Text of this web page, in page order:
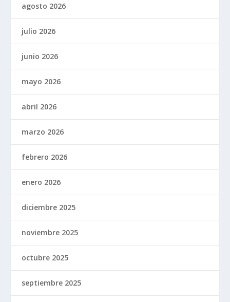
agosto 2026
julio 2026
junio 2026
mayo 2026
abril 2026
marzo 2026
febrero 2026
enero 2026
diciembre 2025
noviembre 2025
octubre 2025
septiembre 2025